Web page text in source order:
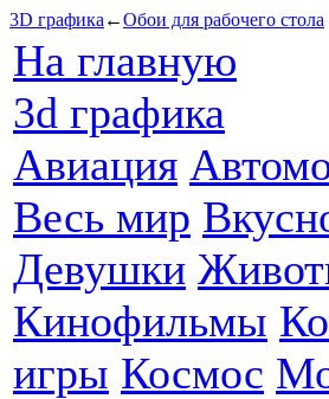
3D графика ←Обои для рабочего стола
На главную
3d графика
Авиация
Весь мир
Девушки
Кинофильмы
игры Космос